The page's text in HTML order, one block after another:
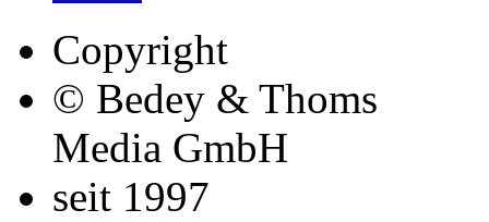
Copyright
© Bedey & Thoms
Media GmbH
seit 1997